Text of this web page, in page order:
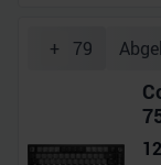
+ 79